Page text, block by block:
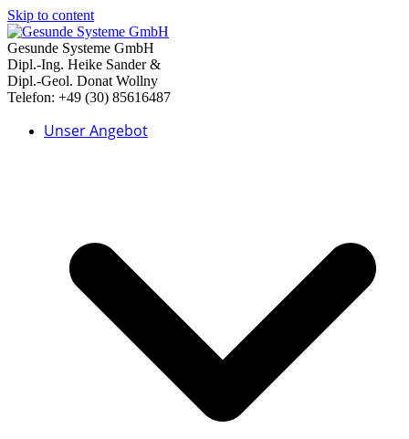
Skip to content
Gesunde Systeme GmbH
Dipl.-Ing. Heike Sander &
Dipl.-Geol. Donat Wollny
Telefon: +49 (30) 85616487
Unser Angebot